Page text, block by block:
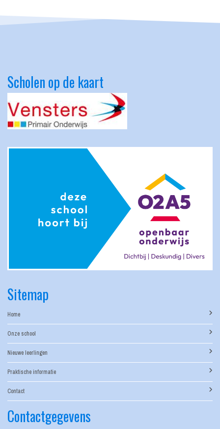
Scholen op de kaart
Sitemap
Home
Onze school
Nieuwe leerlingen
Praktische informatie
Contact
Contactgegevens